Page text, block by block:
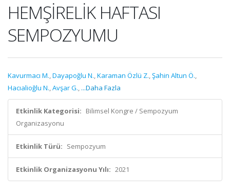
HEMŞİRELİK HAFTASI
SEMPOZYUMU
Kavurmacı M.,Dayapoğlu N.,Karaman Özlü Z.,Şahin Altun Ö.,
Hacıalioğlu N.,Avşar G., ...Daha Fazla
Etkinlik Kategorisi: Bilimsel Kongre / Sempozyum
Organizasyonu
Etkinlik Türü: Sempozyum
Etkinlik Organizasyonu Yılı: 2021